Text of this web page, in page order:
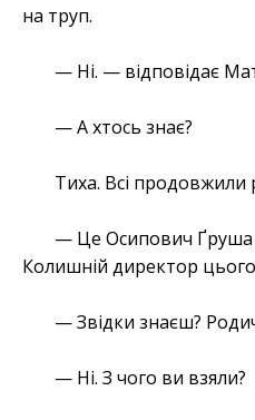
на труп.
— Ні. — відповідає
— А хтось знає?
Тиха. Всі
— Це Осипович
Колишній директор
— Звідки знаєш?
— Ні. З чого ви взяли?